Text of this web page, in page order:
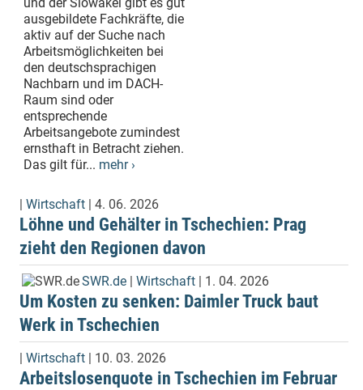
ausgebildete Fachkräfte, die
aktiv auf der Suche nach
Arbeitsmöglichkeiten bei
den deutschsprachigen
Nachbarn und im DACH-
Raum sind oder
entsprechende
Arbeitsangebote zumindest
ernsthaft in Betracht ziehen.
Das gilt für... mehr ›
| Wirtschaft | 4. 06. 2026
Löhne und Gehälter in Tschechien: Prag
zieht den Regionen davon
SWR.de | Wirtschaft | 1. 04. 2026
Um Kosten zu senken: Daimler Truck baut
Werk in Tschechien
Wirtschaft | 10. 03. 2026
Arbeitslosenquote in Tschechien im Februar